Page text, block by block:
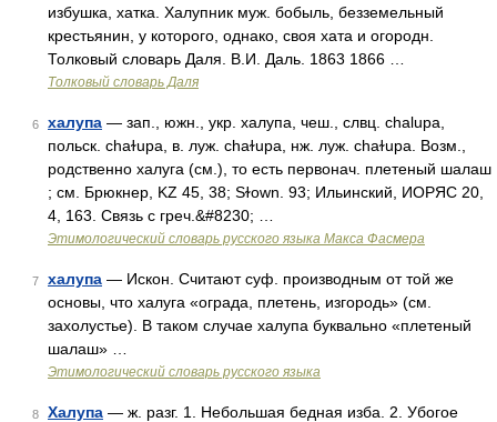
избушка, хатка. Халупник муж. бобыль, безземельный
крестьянин, у которого, однако, своя хата и огородн.
Толковый словарь Даля. В.И. Даль. 1863 1866 …
Толковый словарь Даля
6 халупа — зап., южн., укр. халупа, чеш., слвц. сhаluра,
польск. сhаɫuра, в. луж. сhаɫuра, нж. луж. сhаɫuра. Возм.,
родственно халуга (см.), то есть первонач. плетеный шалаш
; см. Брюкнер, KZ 45, 38; Sɫown. 93; Ильинский, ИОРЯС 20,
4, 163. Связь с греч.&#8230; …
Этимологический словарь русского языка Макса Фасмера
7 халупа — Искон. Считают суф. производным от той же
основы, что халуга «ограда, плетень, изгородь» (см.
захолустье). В таком случае халупа буквально «плетеный
шалаш» …
Этимологический словарь русского языка
8 Халупа — ж. разг. 1. Небольшая бедная изба. 2. Убогое